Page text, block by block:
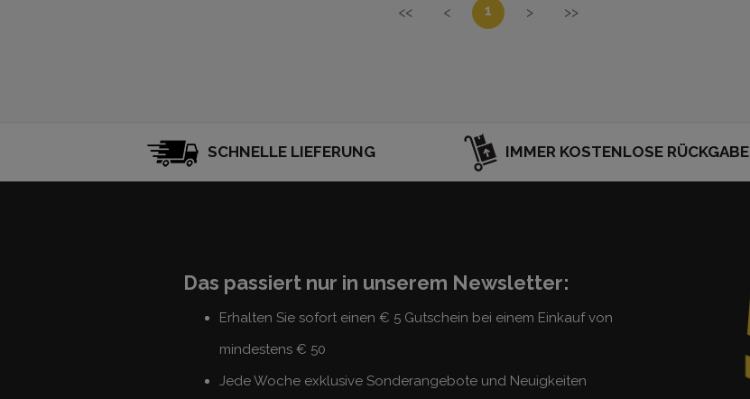
<< < 1 > >>
SCHNELLE LIEFERUNG IMMER KOSTENLOSE RÜCKGABE
Das passiert nur in unserem Newsletter:
Erhalten Sie sofort einen € 5 Gutschein bei einem Einkauf von
mindestens € 50
Jede Woche exklusive Sonderangebote und Neuigkeiten